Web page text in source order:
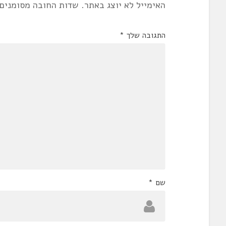
האימייל לא יוצג באתר. שדות החובה
התגובה שלך *
שם *